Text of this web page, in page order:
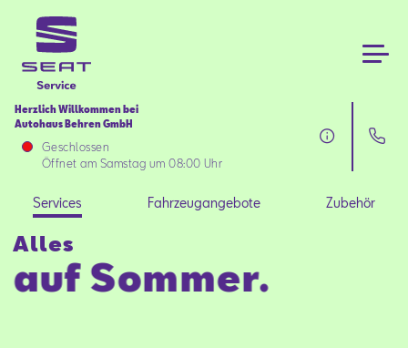
Herzlich Willkommen bei
Autohaus Behren GmbH
Geschlossen
Öffnet am Samstag um 08:00 Uhr
Services
Fahrzeugangebote
Zubehör
Services Fahrzeugangebote Zubehör
Alles
auf Sommer.